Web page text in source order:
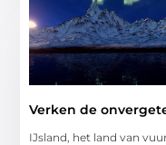
Verken de
IJsland, het land van